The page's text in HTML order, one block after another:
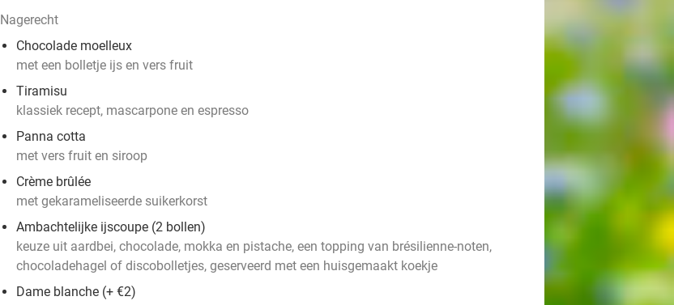
Nagerecht
Chocolade moelleux
met een bolletje ijs en vers fruit
Tiramisu
klassiek recept, mascarpone en espresso
Panna cotta
met vers fruit en siroop
Crème brûlée
met gekarameliseerde suikerkorst
Ambachtelijke ijscoupe (2 bollen)
keuze uit aardbei, chocolade, mokka en pistache, een topping van brésilienne-noten,
chocoladehagel of discobolletjes, geserveerd met een huisgemaakt koekje
Dame blanche (+ €2)